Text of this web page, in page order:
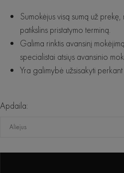
Sumokėjus visą sumą už
patikslins pristatymo terminą.
Galima rinktis avansinį
specialistai atsiųs avansinio
Yra galimybė užsisakyti perkant
Apdaila:
Aliejus